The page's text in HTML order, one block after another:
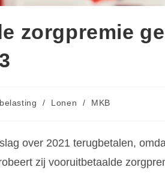
zorgpremie
/ Lonen / MKB
over 2021 terugbetalen,
zij vooruitbetaalde